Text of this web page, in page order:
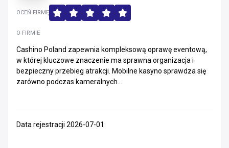
Podlaskie
O FIRMIE
Cashino Poland zapewnia kompleksową oprawę eventową,
w której kluczowe znaczenie ma sprawna organizacja i
bezpieczny przebieg atrakcji. Mobilne kasyno sprawdza się
zarówno podczas kameralnych...
OCEŃ FIRMĘ
Data rejestracji 2026-07-01